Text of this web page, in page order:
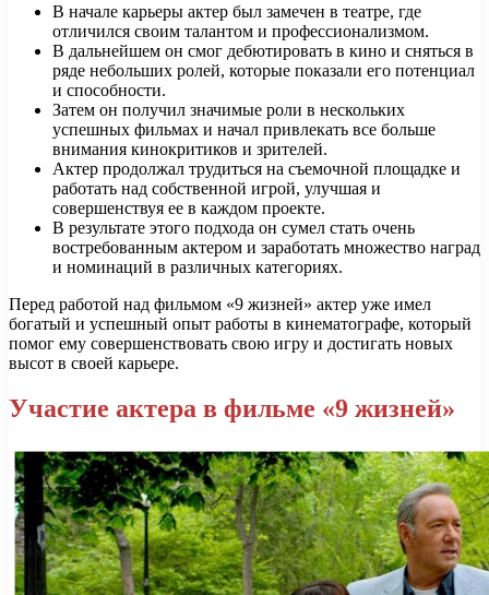
В начале карьеры актер был замечен в театре, где
отличился своим талантом и профессионализмом.
В дальнейшем он смог дебютировать в кино и сняться в
ряде небольших ролей, которые показали его потенциал
и способности.
Затем он получил значимые роли в нескольких
успешных фильмах и начал привлекать все больше
внимания кинокритиков и зрителей.
Актер продолжал трудиться на съемочной площадке и
работать над собственной игрой, улучшая и
совершенствуя ее в каждом проекте.
В результате этого подхода он сумел стать очень
востребованным актером и заработать множество наград
и номинаций в различных категориях.
Перед работой над фильмом «9 жизней» актер уже имел
богатый и успешный опыт работы в кинематографе, который
помог ему совершенствовать свою игру и достигать новых
высот в своей карьере.
Участие актера в фильме «9 жизней»